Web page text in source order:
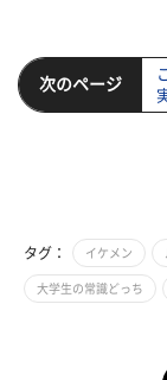
次のページ
タグ： イケメン
大学生の常識どっち